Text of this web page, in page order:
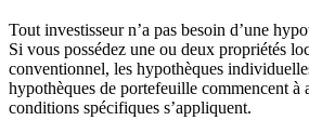
Tout investisseur n’a pas besoin d’une
Si vous possédez une ou deux propriétés
conventionnel, les hypothèques
hypothèques de portefeuille commencent à
conditions spécifiques s’appliquent.